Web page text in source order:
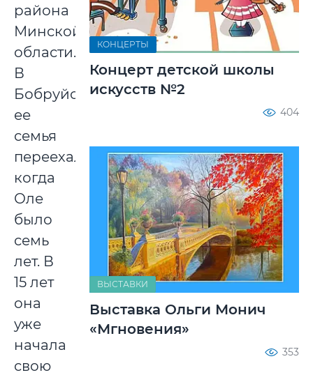
района
Минской
области.
В
Бобруйск
ее
семья
переехала,
когда
Оле
было
семь
лет. В
15 лет
она
уже
начала
свою
КОНЦЕРТЫ
Концерт детской школы
искусств №2
404
ВЫСТАВКИ
Выставка Ольги Монич
«Мгновения»
353